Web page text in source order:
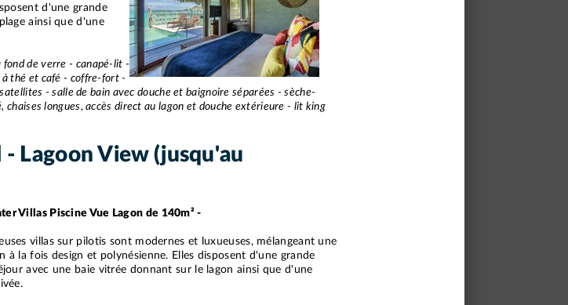
d'une grande
ainsi que d'une
fond de verre - canapé-lit -
thé et café - coffre-fort -
- salle de bain avec douche et baignoire séparées - sèche-
longues, accès direct au lagon et douche extérieure - lit king
Lagoon View (jusqu'au
Villas Piscine Vue Lagon de 140m² -
villas sur pilotis sont modernes et luxueuses, mélangeant une
à la fois design et polynésienne. Elles disposent d'une grande
avec une baie vitrée donnant sur le lagon ainsi que d'une